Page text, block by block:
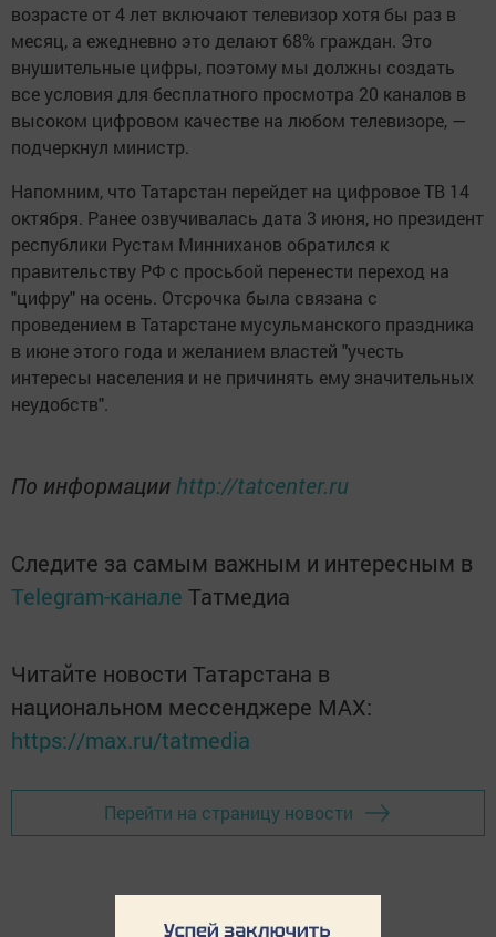
возрасте от 4 лет включают телевизор хотя бы раз в
месяц, а ежедневно это делают 68% граждан. Это
внушительные цифры, поэтому мы должны создать
все условия для бесплатного просмотра 20 каналов в
высоком цифровом качестве на любом телевизоре, —
подчеркнул министр.
Напомним, что Татарстан перейдет на цифровое ТВ 14
октября. Ранее озвучивалась дата 3 июня, но президент
республики Рустам Минниханов обратился к
правительству РФ с просьбой перенести переход на
"цифру" на осень. Отсрочка была связана с
проведением в Татарстане мусульманского праздника
в июне этого года и желанием властей "учесть
интересы населения и не причинять ему значительных
неудобств".
По информации http://tatcenter.ru
Следите за самым важным и интересным в
Telegram-канале Татмедиа
Читайте новости Татарстана в
национальном мессенджере MАХ:
https://max.ru/tatmedia
Перейти на страницу новости